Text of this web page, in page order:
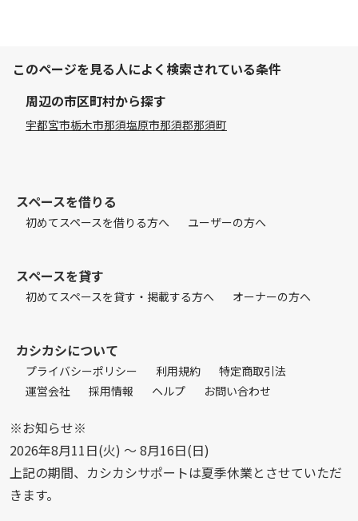
このページを見る人によく検索されている条件
周辺の市区町村から探す
宇都宮市栃木市那須塩原市那須郡那須町
スペースを借りる
初めてスペースを借りる方へ ユーザーの方へ
スペースを貸す
初めてスペースを貸す・掲載する方へ オーナーの方へ
カシカシについて
プライバシーポリシー 利用規約
特定商取引法
運営会社
採用情報 ヘルプ お問い合わせ
※お知らせ※
2026年8月11日(火) 〜 8月16日(日)
上記の期間、カシカシサポートは夏季休業とさせていただ
きます。